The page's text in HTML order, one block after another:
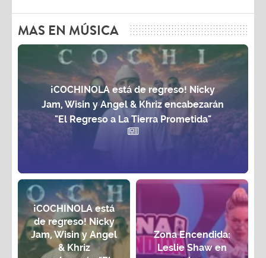
MAS EN MÚSICA
¡COCHINOLA está de regreso! Nicky
Jam, Wisin y Angel & Khriz encabezarán
"El Regreso a La Tierra Prometida"
¡COCHINOLA está
de regreso! Nicky
Jam, Wisin y Angel
& Khriz
Zona Encendida:
Leslie Shaw en